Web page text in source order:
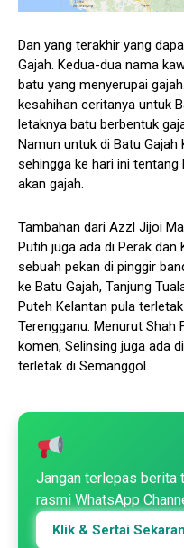
Dan yang terakhir yang
Gajah. Kedua-dua nama
batu yang menyerupai
kesahihan ceritanya untuk
letaknya batu berbentuk
Namun untuk di Batu
sehingga ke hari ini
akan gajah.
Tambahan dari Azzl Jijoi
Putih juga ada di Perak dan
sebuah pekan di pinggir
ke Batu Gajah, Tanjung
Puteh Kelantan pula
Terengganu. Menurut Shah
komen, Selinsing juga ada
terletak di Semanggol.
Jangan terlepas berita
rasmi WhatsApp
Klik & Sertai